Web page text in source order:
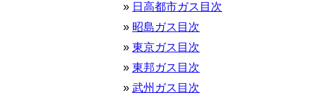
日高都市ガス目次
昭島ガス目次
東京ガス目次
東邦ガス目次
武州ガス目次